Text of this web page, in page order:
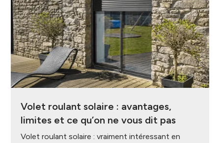
Volet roulant solaire : avantages,
limites et ce qu’on ne vous dit pas
Volet roulant solaire : vraiment intéressant en